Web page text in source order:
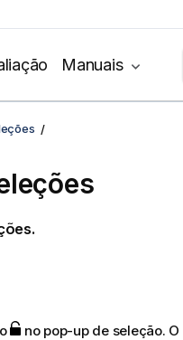
Manuais
no pop-up de seleção. O